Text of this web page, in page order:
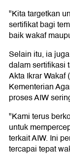
"Kita targetkan
sertifikat bagi
baik wakaf
Selain itu, ia
dalam sertifikasi
Akta Ikrar Wakaf
Kementerian
proses AIW
"Kami terus
untuk
terkait AIW. Ini
tercapai tepat